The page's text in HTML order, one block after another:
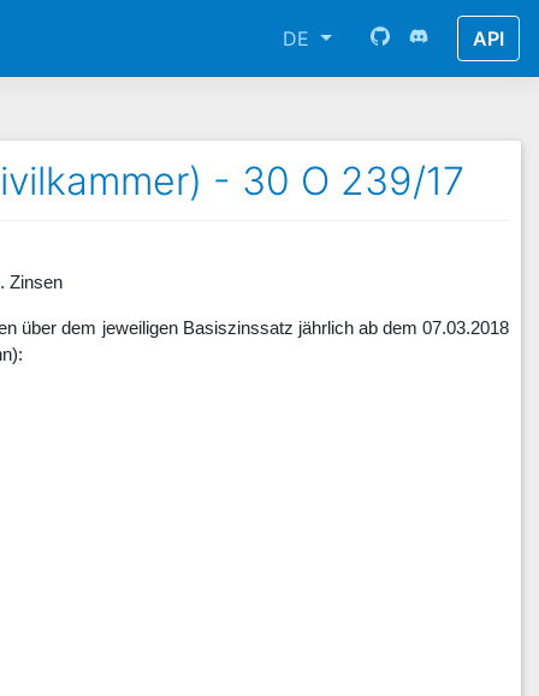
DE API
- 30 O 239/17
Zinsen
über dem jeweiligen Basiszinssatz jährlich ab dem 07.03.2018